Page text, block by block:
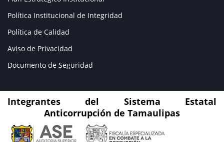
Política Institucional de Integridad
Política de Calidad
Aviso de Privacidad
Documento de Seguridad
Integrantes del Sistema Estatal
Anticorrupción de Tamaulipas